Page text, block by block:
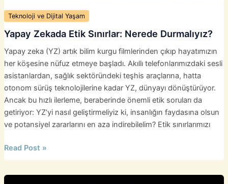
Teknoloji ve Dijital Yaşam
Yapay Zekada Etik Sınırlar: Nerede Durmalıyız?
Yapay zeka (YZ) artık bilim kurgu filmlerinden çıkıp hayatımızın
her köşesine nüfuz etmeye başladı. Akıllı telefonlarımızdaki sesli
asistanlardan, sağlık sektöründeki teşhis araçlarına, hatta
otonom sürüş teknolojilerine kadar YZ, dünyayı dönüştürüyor.
Ancak bu hızlı ilerleme, beraberinde önemli etik soruları da
getiriyor: YZ’yi nasıl geliştirmeliyiz ki, insanlığın faydasına olsun
ve potansiyel zararlarını en aza indirebilelim? Etik sınırlarımızı
Yapay
Zekada
Read Post »